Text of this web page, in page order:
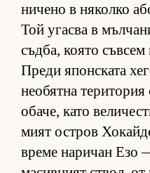
ни­чено в ня­колко
Той угасва в
съд­ба, ко­ято съв­сем
Преди япон­с­ката
не­о­бятна
оба­че, като
мият ос­т­ров
време на­ри­чан Езо